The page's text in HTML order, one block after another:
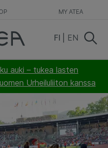
MY ATEA
auki – tukea lasten
Urheiluliiton kanssa
FI EN